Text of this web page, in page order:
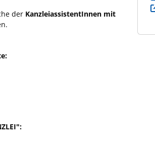
der KanzleiassistentInnen mit